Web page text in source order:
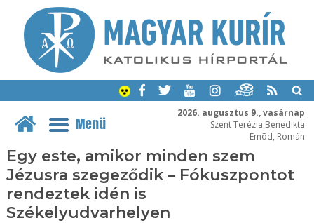
2026. augusztus 9., vasárnap
Szent Terézia Benedikta
Emõd, Román
Menü
Egy este, amikor minden szem
Jézusra szegeződik – Fókuszpontot
rendeztek idén is
Székelyudvarhelyen